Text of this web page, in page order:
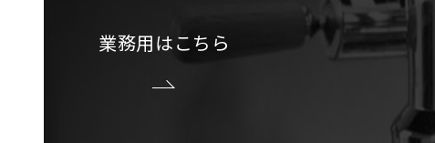
業務用はこちら